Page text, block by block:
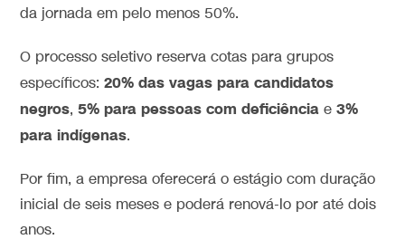
da jornada em pelo menos 50%.
O processo seletivo reserva cotas para grupos
específicos:20% das vagas para candidatos
negros,5% para pessoas com deficiênciae3%
para indígenas.
Por fim, a empresa oferecerá o estágio com duração
inicial de seis meses e poderá renová-lo por até dois
anos.